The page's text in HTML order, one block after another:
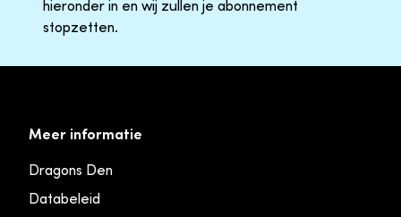
hieronder in en wij zullen je abonnement
stopzetten.
Meer informatie
Dragons Den
Databeleid